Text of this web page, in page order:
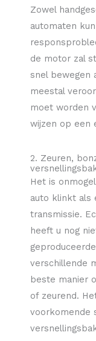
Zowel
automaten
de motor zal
snel bewegen
meestal
moet worden
wijzen op een
2. Zeuren,
Het is
auto klinkt als
transmissie.
heeft u nog
verschillende
beste manier
of zeurend.
voorkomende